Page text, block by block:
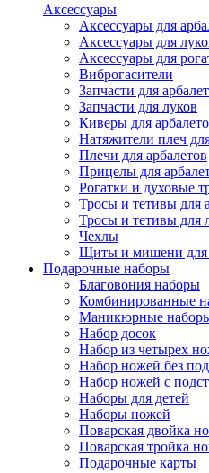
Аксессуары
Аксессуары для
Аксессуары для
Аксессуары для
Виброгасители
Запчасти для
Запчасти для луков
Киверы для
Натяжители плеч
Плечи для арбалетов
Прицелы для
Рогатки и духовые
Тросы и тетивы для
Тросы и тетивы для
Чехлы
Щиты и мишени для
Подарочные наборы
Благовония наборы
Комбинированные
Маникюрные
Набор досок
Набор из четырех
Набор ножей без
Набор ножей с
Наборы для детей
Наборы ножей
Поварская двойка
Поварская тройка
Подарочные карты